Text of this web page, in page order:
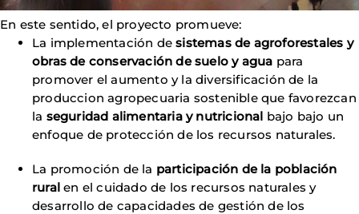
En este sentido, el proyecto promueve:
La implementación desistemas de agroforestales y
obras de conservación de suelo y agua para
promover el aumento y la diversificación de la
produccion agropecuaria sostenible que favorezcan
la seguridad alimentaria y nutricional bajo bajo un
enfoque de protección de los recursos naturales.
La promoción de la participación de la población
ruralen el cuidado de los recursos naturales y
desarrollo de capacidades de gestión de los